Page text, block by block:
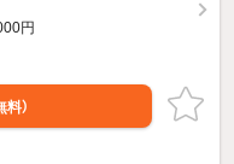
円
料）